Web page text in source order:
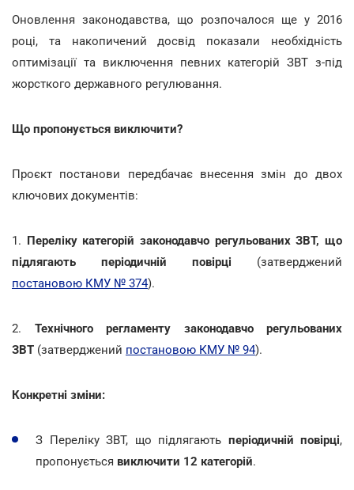
Оновлення законодавства, що розпочалося ще у 2016
році, та накопичений досвід показали необхідність
оптимізації та виключення певних категорій ЗВТ з-під
жорсткого державного регулювання.
Що пропонується виключити?
Проєкт постанови передбачає внесення змін до двох
ключових документів:
1. Переліку категорій законодавчо регульованих ЗВТ, що
підлягають періодичній повірці (затверджений
постановою КМУ № 374).
2. Технічного регламенту законодавчо регульованих
ЗВТ (затверджений постановою КМУ № 94).
Конкретні зміни:
З Переліку ЗВТ, що підлягають періодичній повірці,
пропонується виключити 12 категорій.